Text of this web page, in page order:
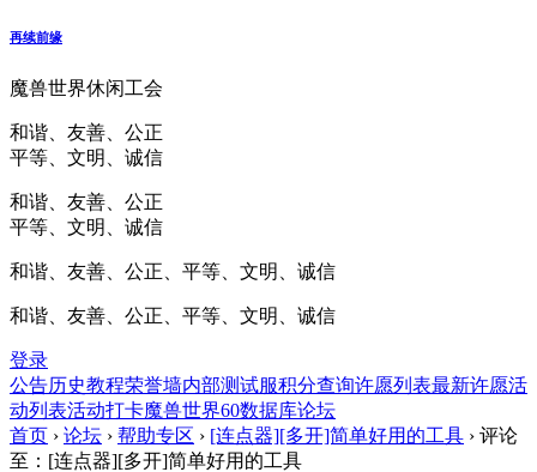
再续前缘
魔兽世界休闲工会
和谐、友善、公正
平等、文明、诚信
和谐、友善、公正
平等、文明、诚信
和谐、友善、公正、平等、文明、诚信
和谐、友善、公正、平等、文明、诚信
登录
公告历史教程荣誉墙内部测试服积分查询许愿列表最新许愿活
动列表活动打卡魔兽世界60数据库论坛
首页 › 论坛 › 帮助专区 › [连点器][多开]简单好用的工具 › 评论
至：[连点器][多开]简单好用的工具